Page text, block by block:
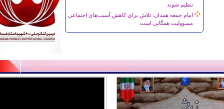
تنظیم شوند
امام جمعه همدان: تلاش برای کاهش آسیب‌های اجتماعی
مسوولیت همگانی است